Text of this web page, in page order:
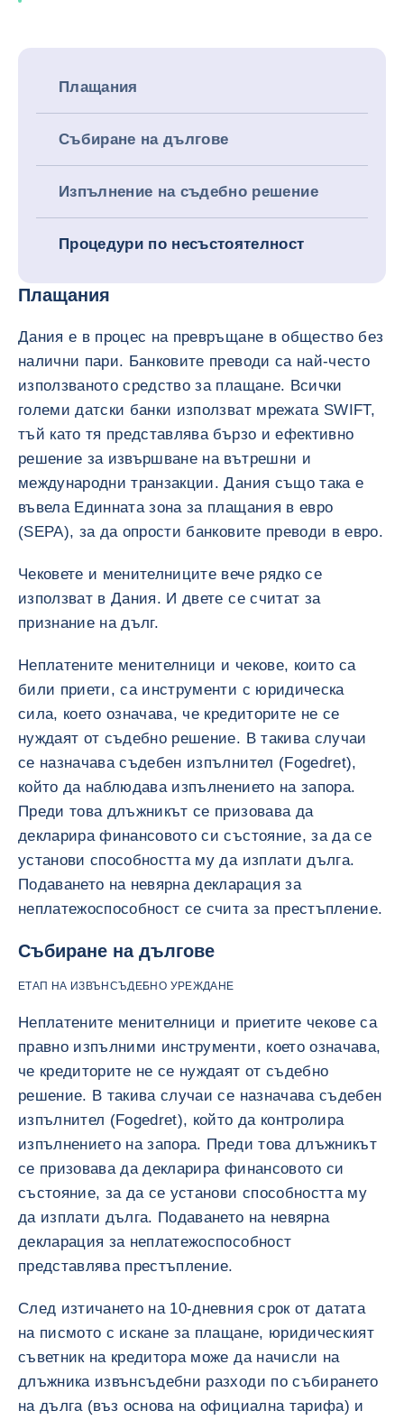
Плащания
Събиране на дългове
Изпълнение на съдебно решение
Процедури по несъстоятелност
Плащания
Дания е в процес на превръщане в общество без
налични пари. Банковите преводи са най-често
използваното средство за плащане. Всички
големи датски банки използват мрежата SWIFT,
тъй като тя представлява бързо и ефективно
решение за извършване на вътрешни и
международни транзакции. Дания също така е
въвела Единната зона за плащания в евро
(SEPA), за да опрости банковите преводи в евро.
Чековете и менителниците вече рядко се
използват в Дания. И двете се считат за
признание на дълг.
Неплатените менителници и чекове, които са
били приети, са инструменти с юридическа
сила, което означава, че кредиторите не се
нуждаят от съдебно решение. В такива случаи
се назначава съдебен изпълнител (Fogedret),
който да наблюдава изпълнението на запора.
Преди това длъжникът се призовава да
декларира финансовото си състояние, за да се
установи способността му да изплати дълга.
Подаването на невярна декларация за
неплатежоспособност се счита за престъпление.
Събиране на дългове
ЕТАП НА ИЗВЪНСЪДЕБНО УРЕЖДАНЕ
Неплатените менителници и приетите чекове са
правно изпълними инструменти, което означава,
че кредиторите не се нуждаят от съдебно
решение. В такива случаи се назначава съдебен
изпълнител (Fogedret), който да контролира
изпълнението на запора. Преди това длъжникът
се призовава да декларира финансовото си
състояние, за да се установи способността му
да изплати дълга. Подаването на невярна
декларация за неплатежоспособност
представлява престъпление.
След изтичането на 10-дневния срок от датата
на писмото с искане за плащане, юридическият
съветник на кредитора може да начисли на
длъжника извънсъдебни разходи по събирането
на дълга (въз основа на официална тарифа) и